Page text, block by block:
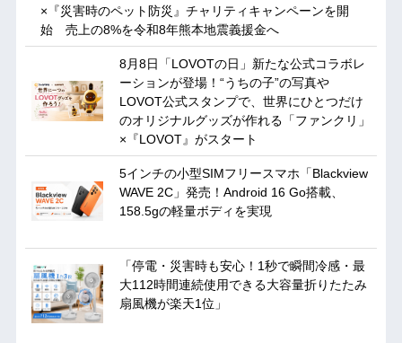
×『災害時のペット防災』チャリティキャンペーンを開
始 売上の8%を令和8年熊本地震義援金へ
8月8日「LOVOTの日」新たな公式コラボレ
ーションが登場！“うちの子”の写真や
LOVOT公式スタンプで、世界にひとつだけ
のオリジナルグッズが作れる「ファンクリ」
×『LOVOT』がスタート
5インチの小型SIMフリースマホ「Blackview
WAVE 2C」発売！Android 16 Go搭載、
158.5gの軽量ボディを実現
「停電・災害時も安心！1秒で瞬間冷感・最
大112時間連続使用できる大容量折りたたみ
扇風機が楽天1位」